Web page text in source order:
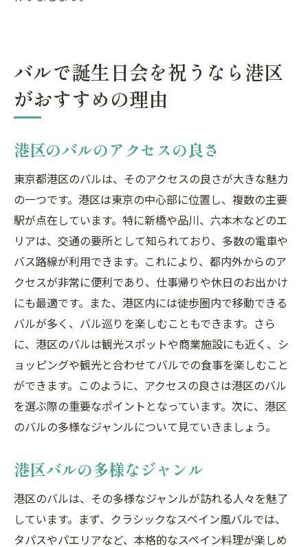
バルで誕生日会を祝うなら港区
がおすすめの理由
港区のバルのアクセスの良さ
東京都港区のバルは、そのアクセスの良さが大きな魅力
の一つです。港区は東京の中心部に位置し、複数の主要
駅が点在しています。特に新橋や品川、六本木などのエ
リアは、交通の要所として知られており、多数の電車や
バス路線が利用できます。これにより、都内外からのア
クセスが非常に便利であり、仕事帰りや休日のお出かけ
にも最適です。また、港区内には徒歩圏内で移動できる
バルが多く、バル巡りを楽しむこともできます。さら
に、港区のバルは観光スポットや商業施設にも近く、シ
ョッピングや観光と合わせてバルでの食事を楽しむこと
ができます。このように、アクセスの良さは港区のバル
を選ぶ際の重要なポイントとなっています。次に、港区
のバルの多様なジャンルについて見ていきましょう。
港区バルの多様なジャンル
港区のバルは、その多様なジャンルが訪れる人々を魅了
しています。まず、クラシックなスペイン風バルでは、
タパスやパエリアなど、本格的なスペイン料理が楽しめ